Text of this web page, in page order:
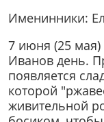
Именинники:
7 июня (25
Иванов день.
появляется
которой
живительной